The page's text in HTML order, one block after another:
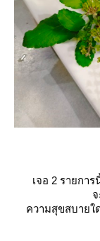
เจอ 2 รายกา
ความสุขสบายใ